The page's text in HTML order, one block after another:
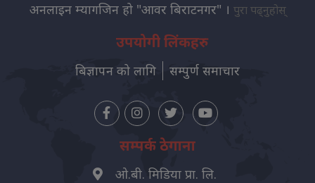
अनलाइन म्यागजिन हो "आवर बिराटनगर" । पुरा पढ्नुहोस्
उपयोगी लिंकहरु
बिज्ञापन को लागि सम्पुर्ण समाचार
सम्पर्क ठेगाना
ओ.बी. मिडिया प्रा. लि.